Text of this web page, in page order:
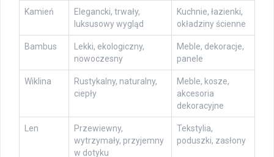
Kamień
Elegancki, trwały,
luksusowy wygląd
Kuchnie, łazienki,
okładziny ścienne
Bambus
Lekki, ekologiczny,
nowoczesny
Meble, dekoracje,
panele
Wiklina
Rustykalny, naturalny,
ciepły
Meble, kosze,
akcesoria
dekoracyjne
Len
Przewiewny,
wytrzymały, przyjemny
w dotyku
Tekstylia,
poduszki, zasłony